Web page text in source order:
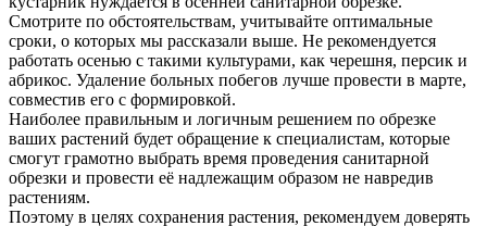
Смотрите по обстоятельствам, учитывайте оптимальные
сроки, о которых мы рассказали выше. Не рекомендуется
работать осенью с такими культурами, как черешня, персик и
абрикос. Удаление больных побегов лучше провести в марте,
совместив его с формировкой.
Наиболее правильным и логичным решением по обрезке
ваших растений будет обращение к специалистам, которые
смогут грамотно выбрать время проведения санитарной
обрезки и провести её надлежащим образом не навредив
растениям.
Поэтому в целях сохранения растения, рекомендуем доверять